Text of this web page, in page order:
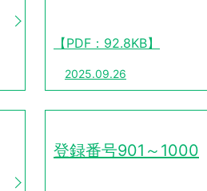
【PDF：92.8KB】
2025.09.26
登録番号901～1000